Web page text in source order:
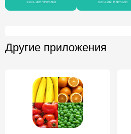
Другие приложения